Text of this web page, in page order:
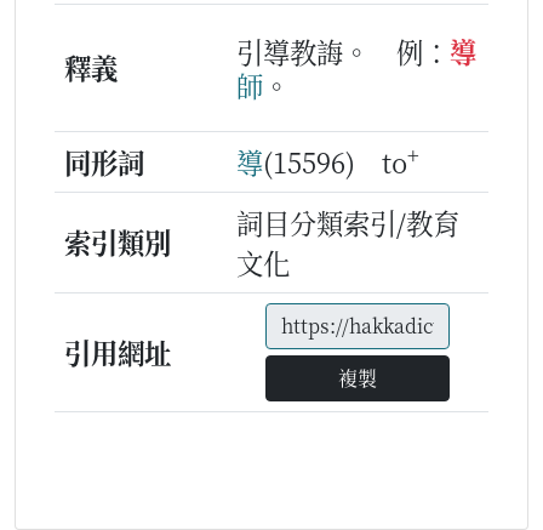
釋義 引導教誨。 例： 導
師 。
同形詞
導(15596) to+
索引類別
詞目分類索引/教育
文化
引用網址
複製